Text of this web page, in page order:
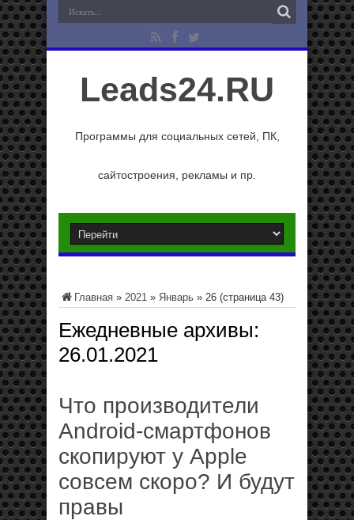
Leads24.RU
Программы для социальных сетей, ПК,
сайтостроения, рекламы и пр.
Главная » 2021 » Январь » 26 (страница 43)
Ежедневные архивы:
26.01.2021
Что производители
Android-смартфонов
скопируют у Apple
совсем скоро? И будут
правы